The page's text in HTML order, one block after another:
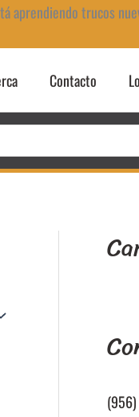
aprendiendo trucos
Contacto